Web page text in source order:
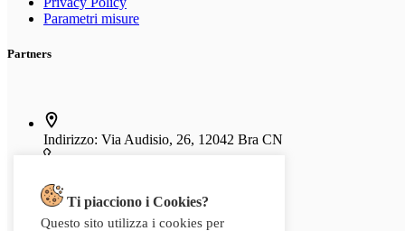
Parametri misure
Partners
Indirizzo: Via Audisio, 26, 12042 Bra CN
Email:info@g2sport.com
Ti piacciono i Cookies?
Questo sito utilizza i cookies per